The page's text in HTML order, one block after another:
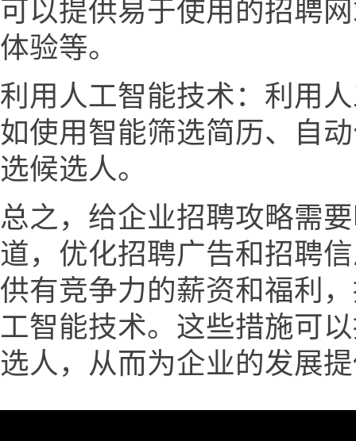
可以提供易于使用的招聘
体验等。
利用人工智能技术：利用
如使用智能筛选简历、自
选候选人。
总之，给企业招聘攻略需
道，优化招聘广告和招聘
供有竞争力的薪资和福利
工智能技术。这些措施可
选人，从而为企业的发展